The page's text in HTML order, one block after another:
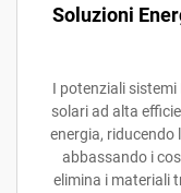
Soluzioni
I potenziali
solari ad alta
energia, riducendo
abbassando i
elimina i materiali